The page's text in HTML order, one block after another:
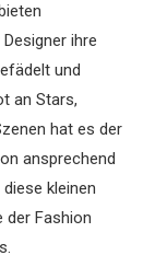
ihre
und
an Stars,
hat es der
ansprechend
kleinen
der Fashion